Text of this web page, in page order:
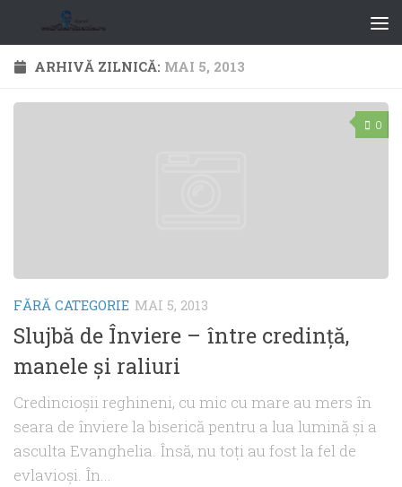
ARHIVĂ ZILNICĂ: MAI 5, 2013
0
FĂRĂ CATEGORIE MAI 5, 2013
Slujbă de Înviere – între credință,
manele și raliuri
Credincioșii reghineni, cu mic cu mare au mers în
seara de înviere la biserică pentru a lua lumină și a
asculta Evanghelia. Însă, nu toți au fost la fel de
evlavioși. În...